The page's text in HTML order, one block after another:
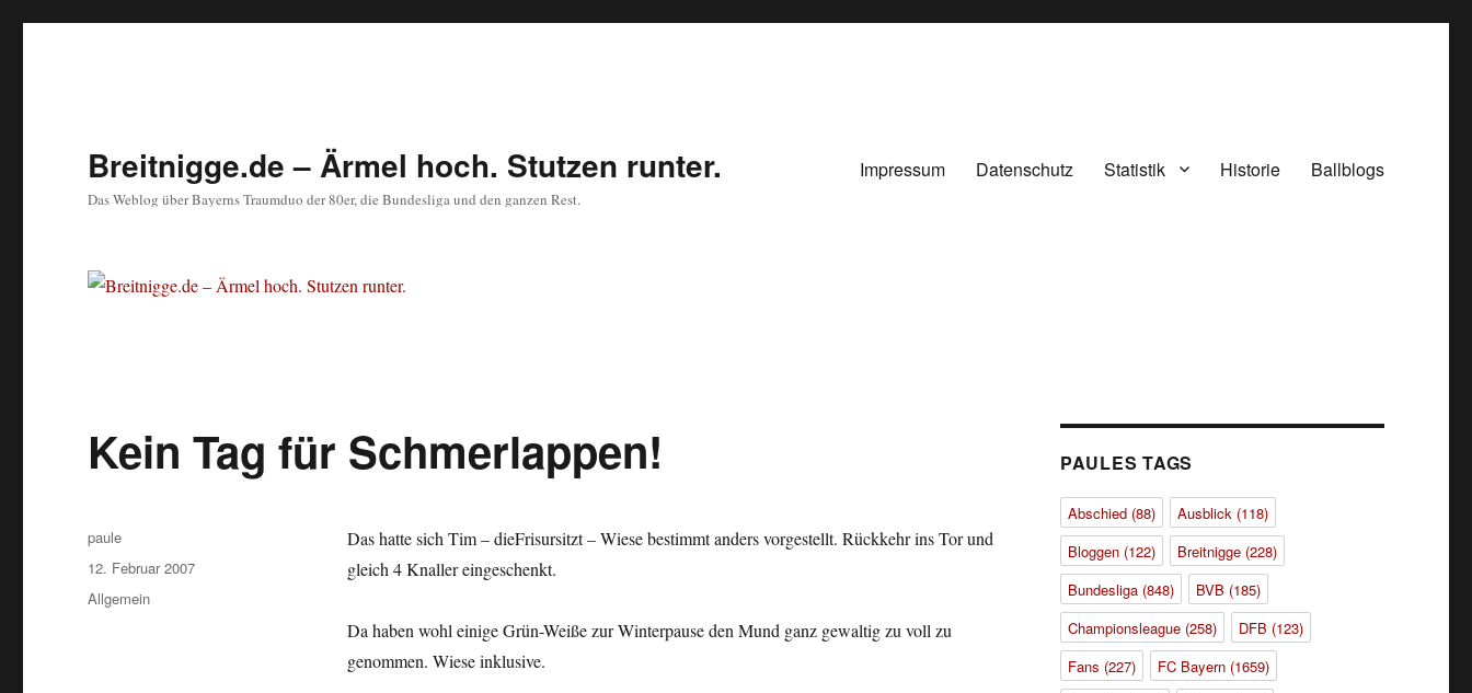
Breitnigge.de – Ärmel hoch. Stutzen runter.
Das Weblog über Bayerns Traumduo der 80er, die Bundesliga und den ganzen Rest.
Impressum Datenschutz Statistik Historie Ballblogs
Kein Tag für Schmerlappen!
Das hatte sich Tim – dieFrisursitzt – Wiese bestimmt anders vorgestellt. Rückkehr ins Tor und
gleich 4 Knaller eingeschenkt.
Da haben wohl einige Grün-Weiße zur Winterpause den Mund ganz gewaltig zu voll zu
genommen. Wiese inklusive.
Autor
paule
Veröffentlicht
am
12. Februar 2007
Kategorien
Allgemein
PAULES TAGS
Abschied(88) Ausblick(118)
Bloggen(122) Breitnigge(228)
Bundesliga(848) BVB (185)
Championsleague(258) DFB (123)
Fans (227) FC Bayern(1659)